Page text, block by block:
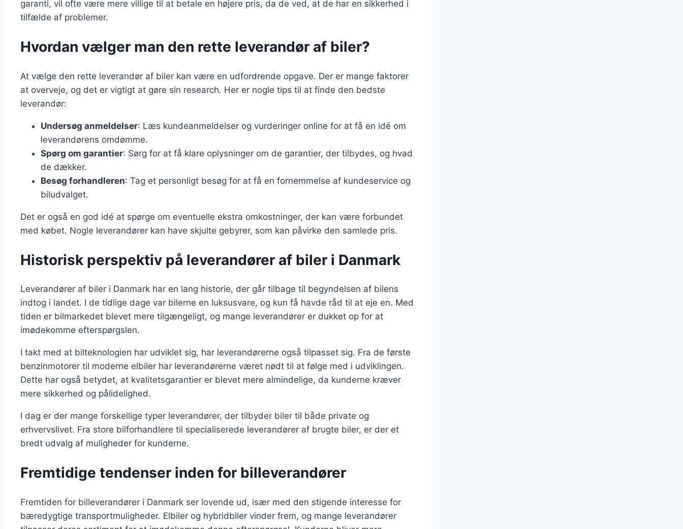
garanti, vil ofte være mere villige til at betale en højere pris, da de ved, at de har en sikkerhed i
tilfælde af problemer.
Hvordan vælger man den rette leverandør af biler?
At vælge den rette leverandør af biler kan være en udfordrende opgave. Der er mange faktorer
at overveje, og det er vigtigt at gøre sin research. Her er nogle tips til at finde den bedste
leverandør:
Undersøg anmeldelser: Læs kundeanmeldelser og vurderinger online for at få en idé om
leverandørens omdømme.
Spørg om garantier: Sørg for at få klare oplysninger om de garantier, der tilbydes, og hvad
de dækker.
Besøg forhandleren: Tag et personligt besøg for at få en fornemmelse af kundeservice og
biludvalget.
Det er også en god idé at spørge om eventuelle ekstra omkostninger, der kan være forbundet
med købet. Nogle leverandører kan have skjulte gebyrer, som kan påvirke den samlede pris.
Historisk perspektiv på leverandører af biler i Danmark
Leverandører af biler i Danmark har en lang historie, der går tilbage til begyndelsen af bilens
indtog i landet. I de tidlige dage var bilerne en luksusvare, og kun få havde råd til at eje en. Med
tiden er bilmarkedet blevet mere tilgængeligt, og mange leverandører er dukket op for at
imødekomme efterspørgslen.
I takt med at bilteknologien har udviklet sig, har leverandørerne også tilpasset sig. Fra de første
benzinmotorer til moderne elbiler har leverandørerne været nødt til at følge med i udviklingen.
Dette har også betydet, at kvalitetsgarantier er blevet mere almindelige, da kunderne kræver
mere sikkerhed og pålidelighed.
I dag er der mange forskellige typer leverandører, der tilbyder biler til både private og
erhvervslivet. Fra store bilforhandlere til specialiserede leverandører af brugte biler, er der et
bredt udvalg af muligheder for kunderne.
Fremtidige tendenser inden for billeverandører
Fremtiden for billeverandører i Danmark ser lovende ud, især med den stigende interesse for
bæredygtige transportmuligheder. Elbiler og hybridbiler vinder frem, og mange leverandører